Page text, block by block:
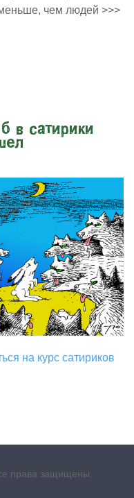
чем людей >>>
в сатирики
на курс сатириков
права защищены.